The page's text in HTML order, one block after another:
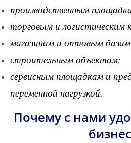
производственным
торговым и логистическим
магазинам и оптовым
строительным объектам;
сервисным площадкам и
переменной нагрузкой.
Почему с нами